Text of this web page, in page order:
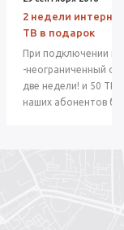
2 недели
ТВ в подарок
При подключении
-неограниченный
две недели! и 50 ТВ
наших абонентов